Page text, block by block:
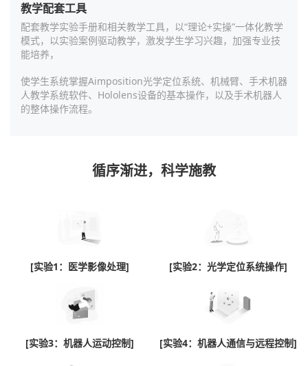
教学配套工具
配套教学实验手册和相关教学工具，以“理论+实操”一体化教学
模式，以实验案例驱动教学，激发学生学习兴趣，加强专业技
能培养，
使学生系统掌握Aimposition光学定位系统、机械臂、手术机器
人教学系统软件、Hololens设备的基本操作，以及手术机器人
的整体操作流程。
循序渐进，科学施教
[实验1：医学影像处理] [实验2：光学定位系统操作]
[实验3：机器人运动控制] [实验4：机器人通信与远程控制]